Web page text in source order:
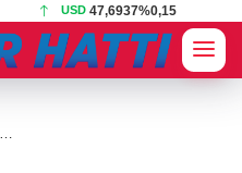
USD 47,6937%0,15